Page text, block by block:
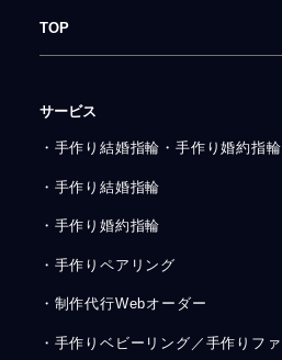
TOP
サービス
・手作り結婚指輪・手作り婚約指輪
・手作り結婚指輪
・手作り婚約指輪
・手作りペアリング
・制作代行Webオーダー
・手作りベビーリング／手作りフ